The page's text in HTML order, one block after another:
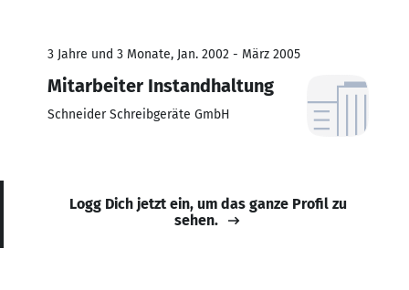
3 Jahre und 3 Monate, Jan. 2002 - März 2005
Mitarbeiter Instandhaltung
Schneider Schreibgeräte GmbH
Logg Dich jetzt ein, um das ganze Profil zu
sehen.